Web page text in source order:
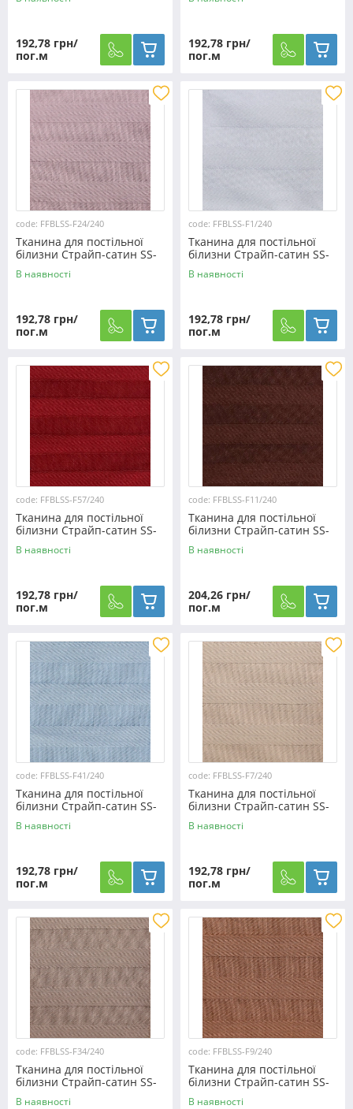
192,78 грн/
пог.м
192,78 грн/
пог.м
code: FFBLSS-F24/240
Тканина для постільної
білизни Страйп-сатин SS-
F24/240 (30м)
В наявності
192,78 грн/
пог.м
code: FFBLSS-F1/240
Тканина для постільної
білизни Страйп-сатин SS-
F1/240 (30м)
В наявності
192,78 грн/
пог.м
code: FFBLSS-F57/240
Тканина для постільної
білизни Страйп-сатин SS-
F57/240 (30м)
В наявності
192,78 грн/
пог.м
code: FFBLSS-F11/240
Тканина для постільної
білизни Страйп-сатин SS-
F11/240 (30м)
В наявності
204,26 грн/
пог.м
code: FFBLSS-F41/240
Тканина для постільної
білизни Страйп-сатин SS-
F41/240 (30м)
В наявності
192,78 грн/
пог.м
code: FFBLSS-F7/240
Тканина для постільної
білизни Страйп-сатин SS-
F7/240 (30м)
В наявності
192,78 грн/
пог.м
code: FFBLSS-F34/240
Тканина для постільної
білизни Страйп-сатин SS-
F34/240 (30м)
В наявності
code: FFBLSS-F9/240
Тканина для постільної
білизни Страйп-сатин SS-
F9/240 (30м)
В наявності